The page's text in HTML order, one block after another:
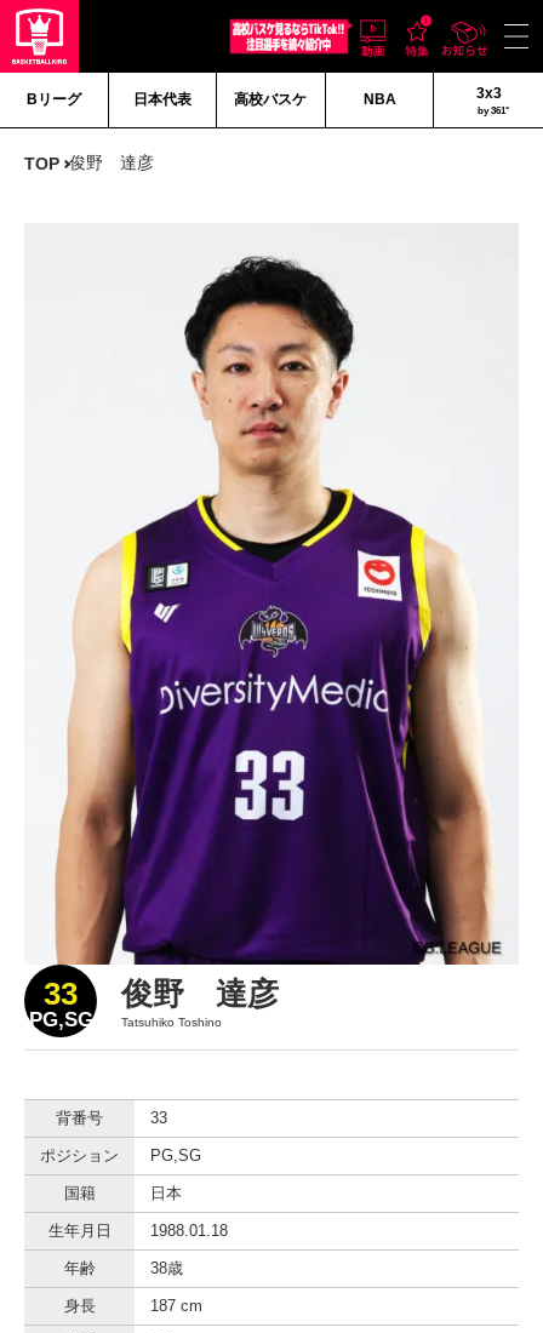
Bリーグ 日本代表 高校バスケ NBA 3x3
by 361°
TOP 俊野 達彦
33
PG,SG
俊野 達彦
Tatsuhiko Toshino
背番号 33
ポジション PG,SG
国籍 日本
生年月日 1988.01.18
年齢 38歳
身長 187 cm